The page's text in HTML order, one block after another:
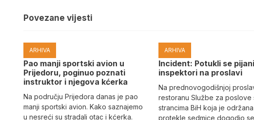
Povezane vijesti
ARHIVA
Pao manji sportski avion u
Prijedoru, poginuo poznati
instruktor i njegova kćerka
Na području Prijedora danas je pao
manji sportski avion. Kako saznajemo
u nesreći su stradali otac i kćerka.
ARHIVA
Incident: Potukli se pijani
inspektori na proslavi
Na prednovogodišnjoj
restoranu Službe za poslove
strancima BiH koja je održana
protekle sedmice dogodio